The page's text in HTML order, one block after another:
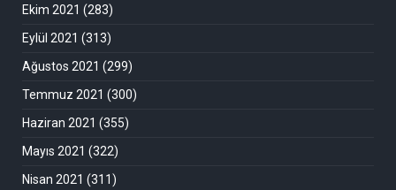
Ekim 2021 (283)
Eylül 2021 (313)
Ağustos 2021 (299)
Temmuz 2021 (300)
Haziran 2021 (355)
Mayıs 2021 (322)
Nisan 2021 (311)